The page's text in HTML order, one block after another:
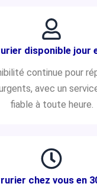
disponible jour
continue pour
avec un
fiable à toute heure.
chez vous en